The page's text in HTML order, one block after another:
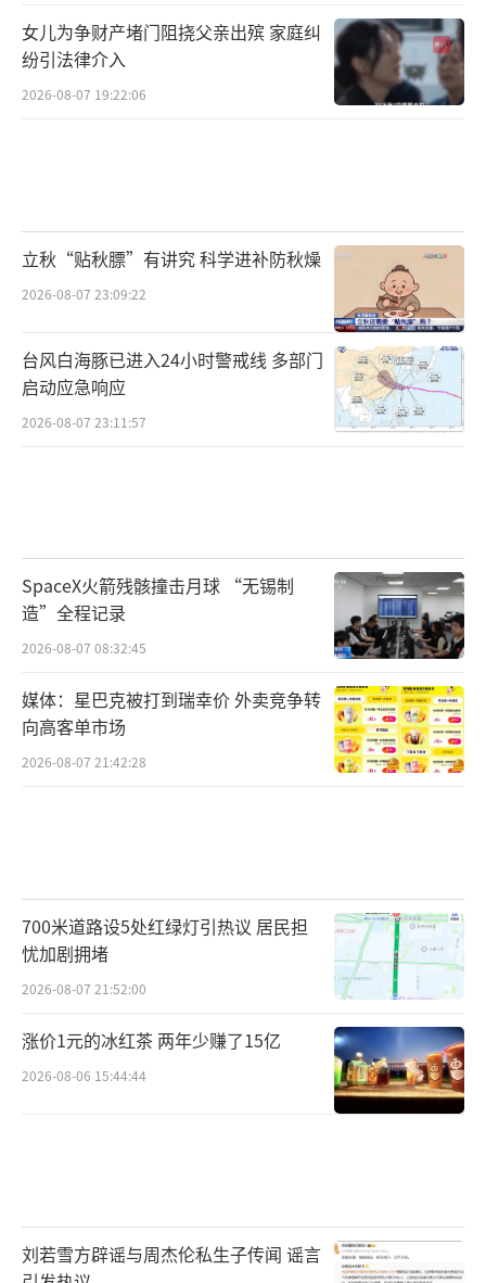
女儿为争财产堵门阻挠父亲出殡 家庭纠
纷引法律介入
2026-08-07 19:22:06
立秋“贴秋膘”有讲究 科学进补防秋燥
2026-08-07 23:09:22
台风白海豚已进入24小时警戒线 多部门
启动应急响应
2026-08-07 23:11:57
SpaceX火箭残骸撞击月球 “无锡制
造”全程记录
2026-08-07 08:32:45
媒体：星巴克被打到瑞幸价 外卖竞争转
向高客单市场
2026-08-07 21:42:28
700米道路设5处红绿灯引热议 居民担
忧加剧拥堵
2026-08-07 21:52:00
涨价1元的冰红茶 两年少赚了15亿
2026-08-06 15:44:44
刘若雪方辟谣与周杰伦私生子传闻 谣言